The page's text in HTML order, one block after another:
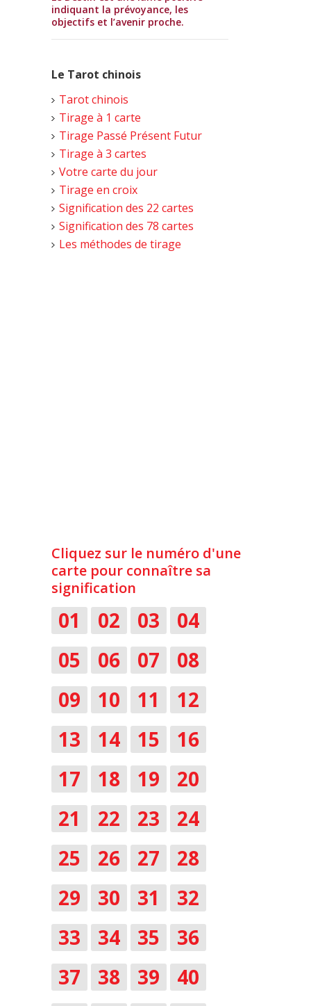
indiquant la prévoyance, les
objectifs et l’avenir proche.
Le Tarot chinois
Tarot chinois
Tirage à 1 carte
Tirage Passé Présent Futur
Tirage à 3 cartes
Votre carte du jour
Tirage en croix
Signification des 22 cartes
Signification des 78 cartes
Les méthodes de tirage
Cliquez sur le numéro d'une
carte pour connaître sa
signification
01 02 03
04
05
06 07
08
09
10 11
12
13
14 15
16
17
18 19
20
21
22 23
24
25
26 27
28
29
30 31
32
33
34 35
36
37
38 39
40